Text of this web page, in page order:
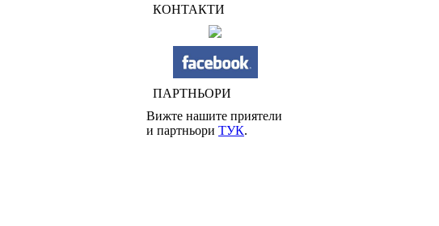
КОНТАКТИ
ПАРТНЬОРИ
Вижте нашите приятели
и партньори ТУК.